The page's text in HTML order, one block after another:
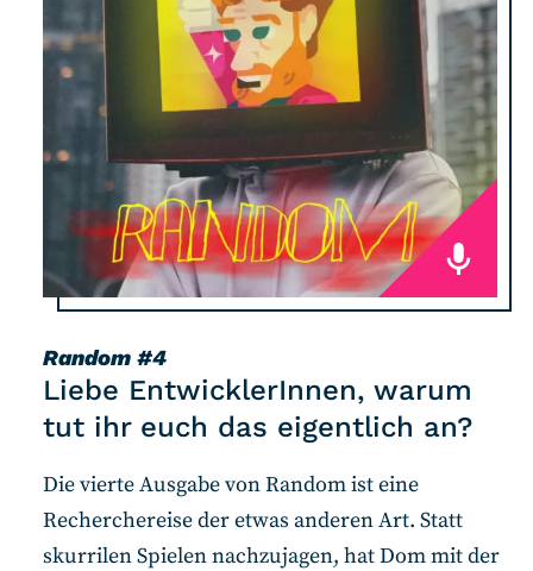
Random #4
Liebe EntwicklerInnen, warum
tut ihr euch das eigentlich an?
Die vierte Ausgabe von Random ist eine
Recherchereise der etwas anderen Art. Statt
skurrilen Spielen nachzujagen, hat Dom mit der